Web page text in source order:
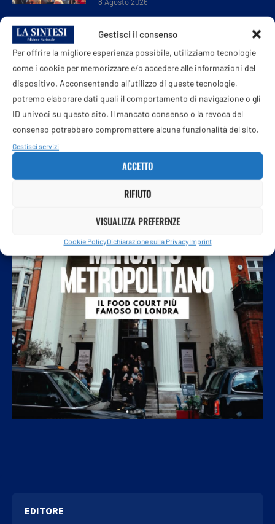
Gestisci il consenso
Per offrire la migliore esperienza possibile, utilizziamo tecnologie
come i cookie per memorizzare e/o accedere alle informazioni del
dispositivo. Acconsentendo all'utilizzo di queste tecnologie,
potremo elaborare dati quali il comportamento di navigazione o gli
ID univoci su questo sito. Il mancato consenso o la revoca del
consenso potrebbero compromettere alcune funzionalità del sito.
Gestisci servizi
ACCETTO
RIFIUTO
VISUALIZZA PREFERENZE
Cookie PolicyDichiarazione sulla PrivacyImprint
Lite per un sorpasso, poi l’auto torna indietro
e investe i ciclisti
8 Agosto 2026
EDITORE